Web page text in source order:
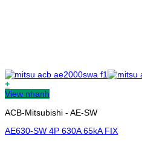
+
View nhanh
ACB-Mitsubishi - AE-SW
AE630-SW 4P 630A 65kA FIX